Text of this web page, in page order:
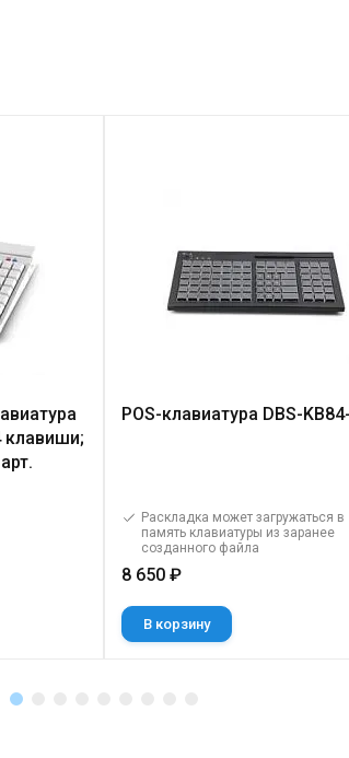
клавиши;
POS-клавиатура DBS-
Раскладка может загружаться в
память клавиатуры из заранее
созданного файла
8 650 ₽
В корзину